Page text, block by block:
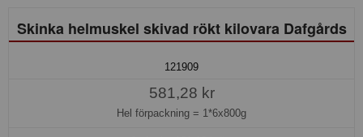
Skinka helmuskel skivad rökt kilovara Dafgårds
121909
581,28 kr
Hel förpackning = 1*6x800g